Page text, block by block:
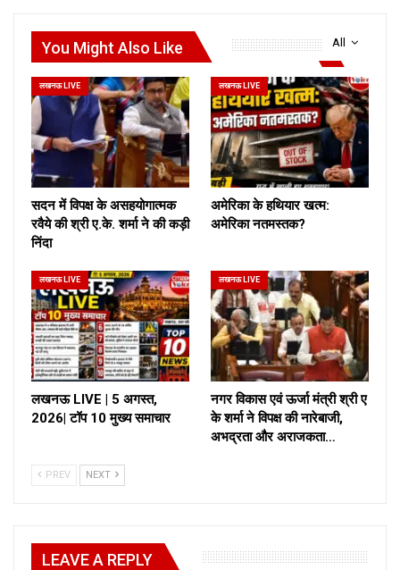
All
You Might Also Like
लखनऊ LIVE
सदन में विपक्ष के असहयोगात्मक
रवैये की श्री ए.के. शर्मा ने की कड़ी
निंदा
लखनऊ LIVE
अमेरिका के हथियार खत्म:
अमेरिका नतमस्तक?
लखनऊ LIVE
लखनऊ LIVE | 5 अगस्त,
2026| टॉप 10 मुख्य समाचार
लखनऊ LIVE
नगर विकास एवं ऊर्जा मंत्री श्री ए
के शर्मा ने विपक्ष की नारेबाजी,
अभद्रता और अराजकता…
PREV NEXT
LEAVE A REPLY